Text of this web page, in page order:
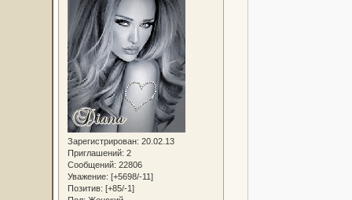
Зарегистрирован: 20.02.13
Приглашений: 2
Сообщений: 22806
Уважение: [+5698/-11]
Позитив: [+85/-1]